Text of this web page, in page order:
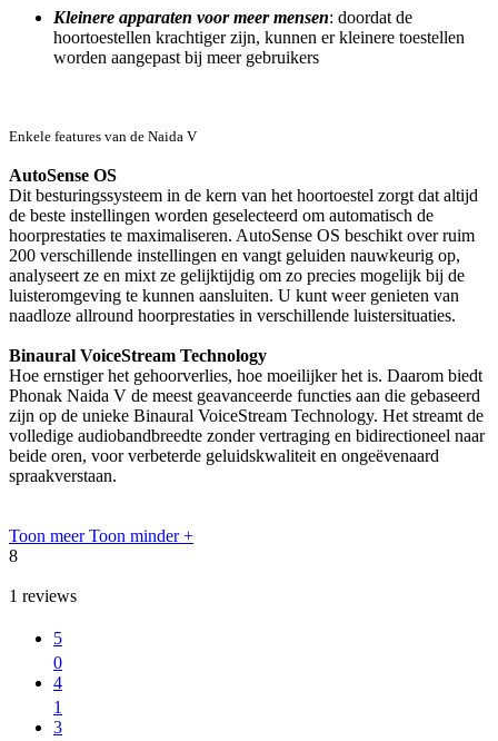
Kleinere apparaten voor meer mensen: doordat de
hoortoestellen krachtiger zijn, kunnen er kleinere toestellen
worden aangepast bij meer gebruikers
Enkele features van de Naida V
AutoSense OS
Dit besturingssysteem in de kern van het hoortoestel zorgt dat altijd
de beste instellingen worden geselecteerd om automatisch de
hoorprestaties te maximaliseren. AutoSense OS beschikt over ruim
200 verschillende instellingen en vangt geluiden nauwkeurig op,
analyseert ze en mixt ze gelijktijdig om zo precies mogelijk bij de
luisteromgeving te kunnen aansluiten. U kunt weer genieten van
naadloze allround hoorprestaties in verschillende luistersituaties.
Binaural VoiceStream Technology
Hoe ernstiger het gehoorverlies, hoe moeilijker het is. Daarom biedt
Phonak Naida V de meest geavanceerde functies aan die gebaseerd
zijn op de unieke Binaural VoiceStream Technology. Het streamt de
volledige audiobandbreedte zonder vertraging en bidirectioneel naar
beide oren, voor verbeterde geluidskwaliteit en ongeëvenaard
spraakverstaan.
Toon meer Toon minder +
8
1 reviews
5
0
4
1
3